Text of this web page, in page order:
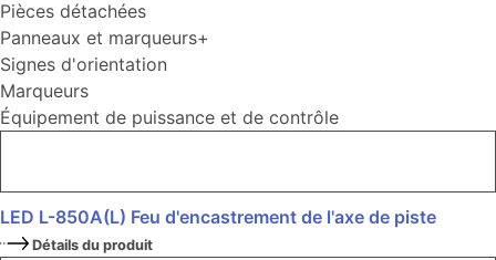
Pièces détachées
Panneaux et marqueurs+
Signes d'orientation
Marqueurs
Équipement de puissance et de contrôle
LED L-850A(L) Feu d'encastrement de l'axe de piste
Détails du produit